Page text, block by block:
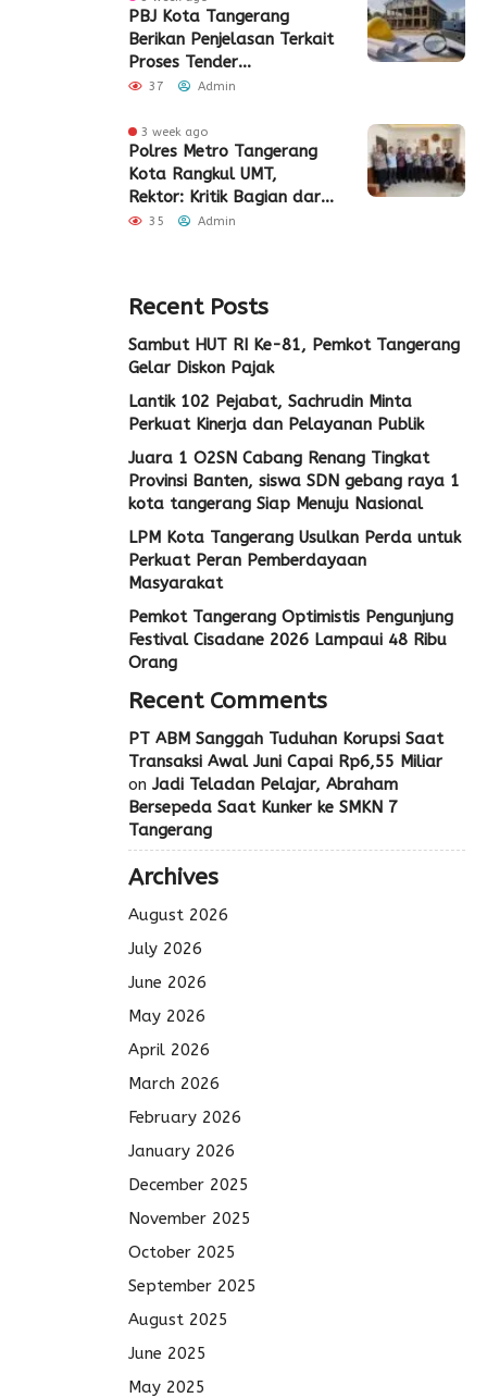
PBJ Kota Tangerang
Berikan Penjelasan Terkait
Proses Tender
Pembangunan Eks Pabrik
37 Admin
3 week ago
Polres Metro Tangerang
Kota Rangkul UMT,
Rektor: Kritik Bagian dari
Demokrasi
35 Admin
Recent Posts
Sambut HUT RI Ke-81, Pemkot Tangerang
Gelar Diskon Pajak
Lantik 102 Pejabat, Sachrudin Minta
Perkuat Kinerja dan Pelayanan Publik
Juara 1 O2SN Cabang Renang Tingkat
Provinsi Banten, siswa SDN gebang raya 1
kota tangerang Siap Menuju Nasional
LPM Kota Tangerang Usulkan Perda untuk
Perkuat Peran Pemberdayaan
Masyarakat
Pemkot Tangerang Optimistis Pengunjung
Festival Cisadane 2026 Lampaui 48 Ribu
Orang
Recent Comments
PT ABM Sanggah Tuduhan Korupsi Saat
Transaksi Awal Juni Capai Rp6,55 Miliar
on Jadi Teladan Pelajar, Abraham
Bersepeda Saat Kunker ke SMKN 7
Tangerang
Archives
August 2026
July 2026
June 2026
May 2026
April 2026
March 2026
February 2026
January 2026
December 2025
November 2025
October 2025
September 2025
August 2025
June 2025
May 2025